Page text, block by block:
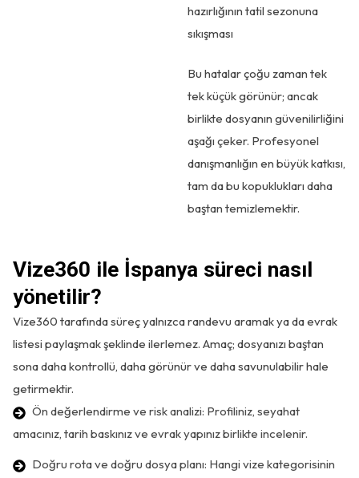
hazırlığının tatil sezonuna
sıkışması
Bu hatalar çoğu zaman tek
tek küçük görünür; ancak
birlikte dosyanın güvenilirliğini
aşağı çeker. Profesyonel
danışmanlığın en büyük katkısı,
tam da bu kopuklukları daha
baştan temizlemektir.
Vize360 ile İspanya süreci nasıl
yönetilir?
Vize360 tarafında süreç yalnızca randevu aramak ya da evrak
listesi paylaşmak şeklinde ilerlemez. Amaç; dosyanızı baştan
sona daha kontrollü, daha görünür ve daha savunulabilir hale
getirmektir.
Ön değerlendirme ve risk analizi: Profiliniz, seyahat
amacınız, tarih baskınız ve evrak yapınız birlikte incelenir.
Doğru rota ve doğru dosya planı: Hangi vize kategorisinin